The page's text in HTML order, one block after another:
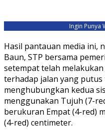
Ingin Punya
Hasil pantauan media ini,
Baun, STP bersama
setempat telah
terhadap jalan yang
menghubungkan kedua
menggunakan Tujuh (7-
berukuran Empat (4-red)
(4-red) centimeter.